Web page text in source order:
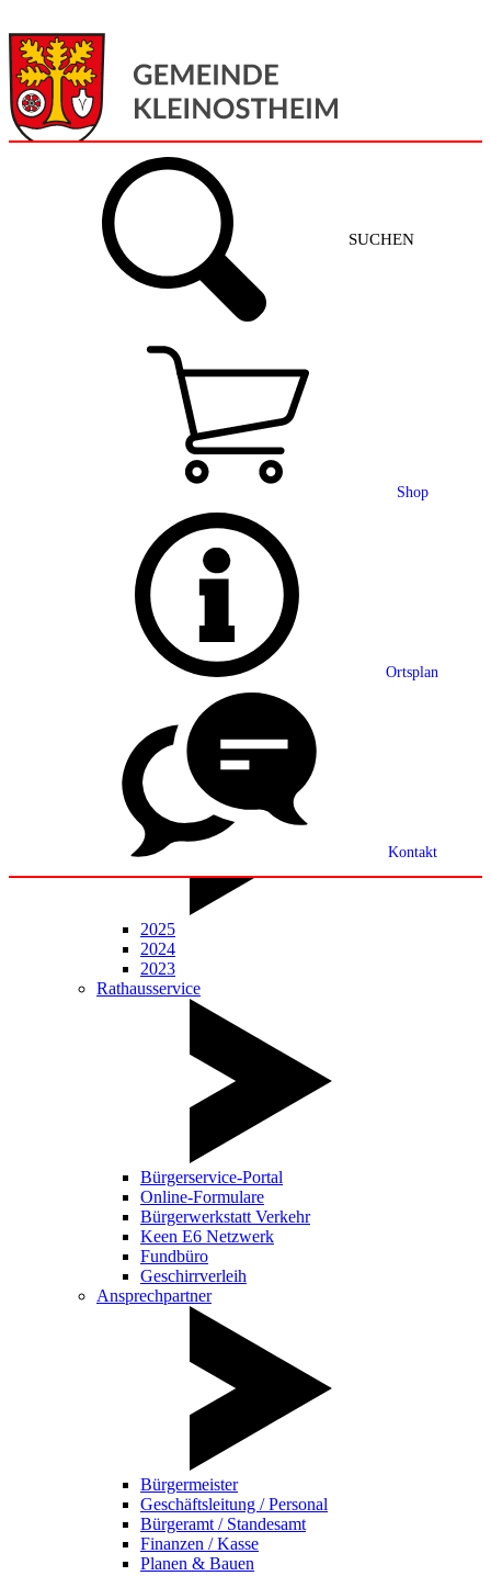
SUCHEN
Shop
Ortsplan
Kontakt
Gemeinde + Service
Grußwort
Ortsplan
Partnerschaft
Statistik
Mitteilungsblatt
2025
2024
2023
Rathausservice
Bürgerservice-Portal
Online-Formulare
Bürgerwerkstatt Verkehr
Keen E6 Netzwerk
Fundbüro
Geschirrverleih
Ansprechpartner
Bürgermeister
Geschäftsleitung / Personal
Bürgeramt / Standesamt
Finanzen / Kasse
Planen & Bauen